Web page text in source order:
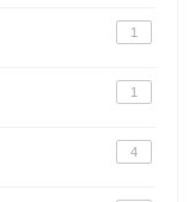
1
1
4